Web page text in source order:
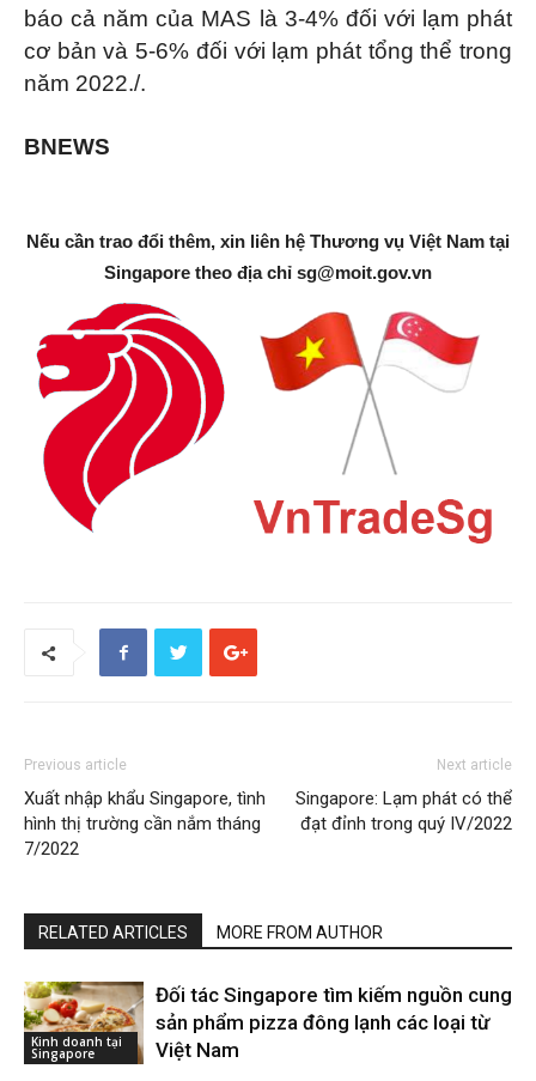
báo cả năm của MAS là 3-4% đối với lạm phát
cơ bản và 5-6% đối với lạm phát tổng thể trong
năm 2022./.
BNEWS
Nếu cần trao đổi thêm, xin liên hệ Thương vụ Việt Nam tại
Singapore theo địa chỉ sg@moit.gov.vn
Previous article
Xuất nhập khẩu Singapore, tình
hình thị trường cần nắm tháng
7/2022
Next article
Singapore: Lạm phát có thể
đạt đỉnh trong quý IV/2022
RELATED ARTICLES MORE FROM AUTHOR
Kinh doanh tại
Singapore
Đối tác Singapore tìm kiếm nguồn cung
sản phẩm pizza đông lạnh các loại từ
Việt Nam